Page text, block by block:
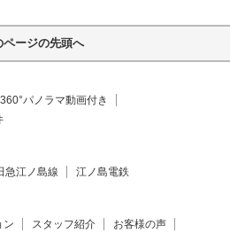
ページの先頭へ
360°パノラマ動画付き
急江ノ島線 江ノ島電鉄
ン スタッフ紹介 お客様の声